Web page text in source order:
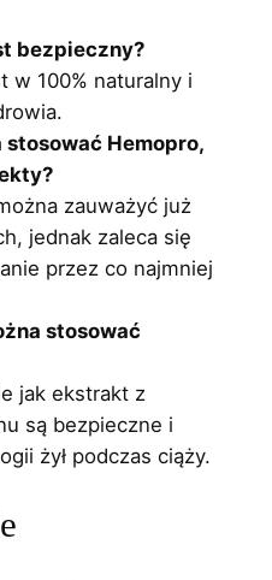
bezpieczny?
w 100% naturalny i
stosować Hemopro,
zauważyć już
jednak zaleca się
przez co najmniej
stosować
jak ekstrakt z
są bezpieczne i
żył podczas ciąży.